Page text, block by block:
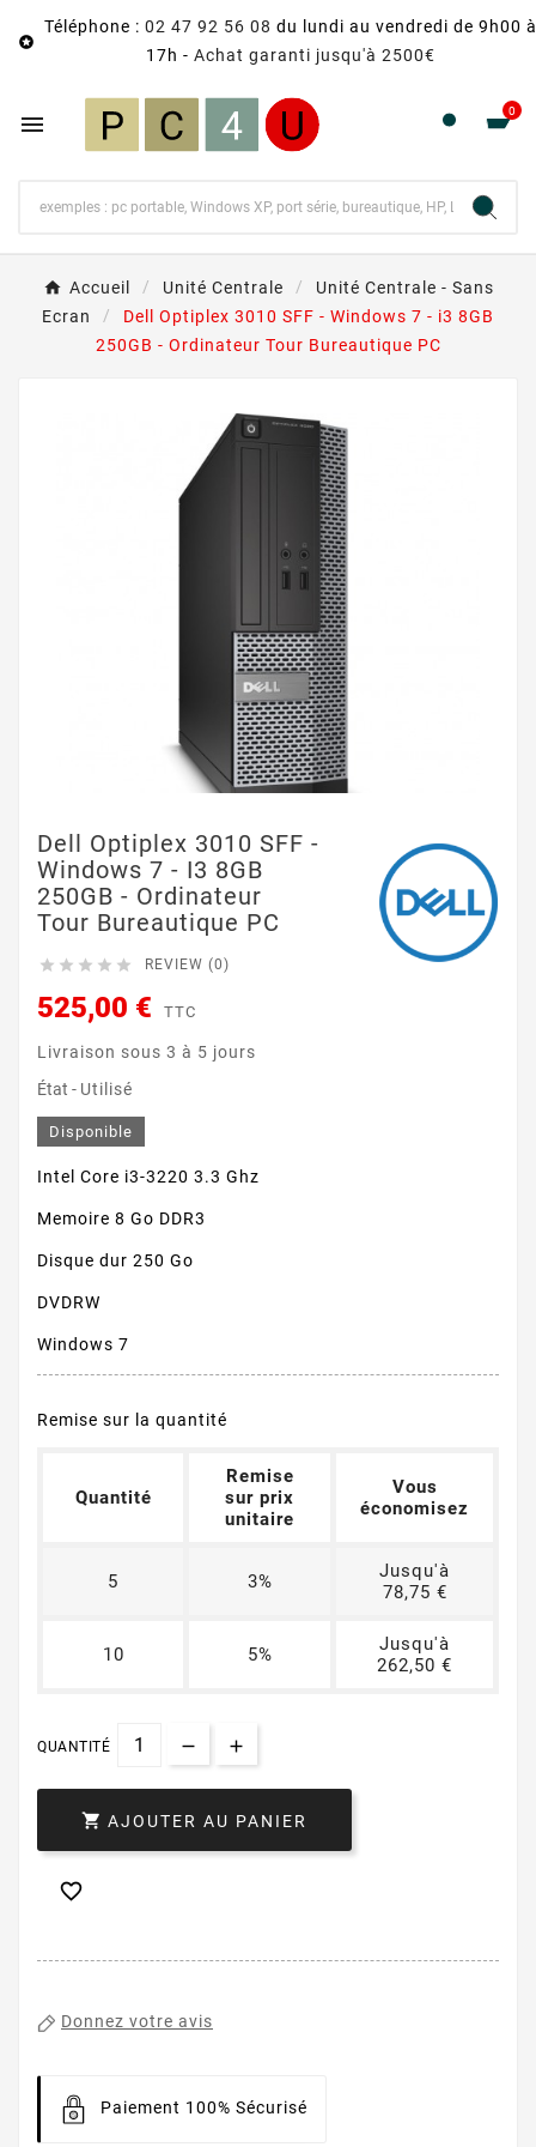

Téléphone : 02 47 92 56 08 du lundi au vendredi de 9h00 à
17h - Achat garanti jusqu'à 2500€
 0
Accueil Unité Centrale
Unité Centrale - Sans
Ecran
Dell Optiplex 3010 SFF - Windows 7 - i3 8GB
250GB - Ordinateur Tour Bureautique PC
Dell Optiplex 3010 SFF -
Windows 7 - I3 8GB
250GB - Ordinateur
Tour Bureautique PC
     REVIEW (0)
525,00 € TTC
Livraison sous 3 à 5 jours
État - Utilisé
Disponible
Intel Core i3-3220 3.3 Ghz
Memoire 8 Go DDR3
Disque dur 250 Go
DVDRW
Windows 7
Remise sur la quantité
Quantité
Remise
sur prix
unitaire
Vous
économisez
5 3%
Jusqu'à
78,75 €
10 5%
Jusqu'à
262,50 €
QUANTITÉ
 AJOUTER AU PANIER

Donnez votre avis
Paiement 100% Sécurisé